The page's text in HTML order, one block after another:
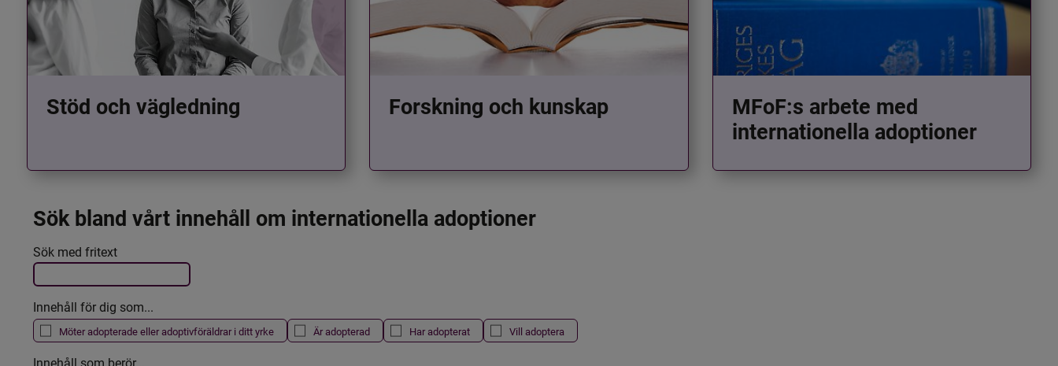
Stöd och vägledning Forskning och kunskap
MFoF:s arbete med
internationella adoptioner
Sök bland vårt innehåll om internationella adoptioner
Filtrera resultatet
Det här formuläret postas automatiskt
Sök med fritext
Innehåll för dig som...
Möter adopterade eller adoptivföräldrar i ditt yrke Är adopterad Har adopterat Vill adoptera